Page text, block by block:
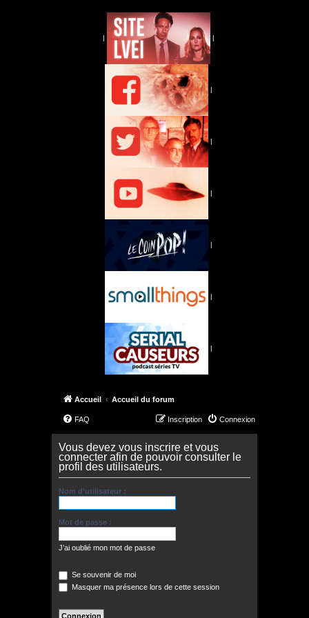
| |
|
|
|
|
|
|
Accueil Accueil du forum
FAQ Connexion
Inscription
Vous devez vous inscrire et vous
connecter afin de pouvoir consulter le
profil des utilisateurs.
Nom d’utilisateur :
Mot de passe :
J’ai oublié mon mot de passe
Se souvenir de moi
Masquer ma présence lors de cette session